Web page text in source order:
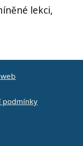
lekci,
podmínky